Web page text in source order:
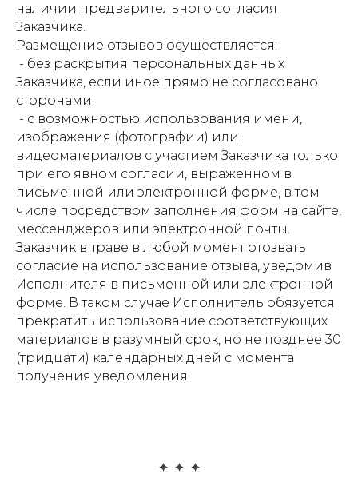
наличии предварительного согласия
Заказчика.
Размещение отзывов осуществляется:
- без раскрытия персональных данных
Заказчика, если иное прямо не согласовано
сторонами;
- с возможностью использования имени,
изображения (фотографии) или
видеоматериалов с участием Заказчика только
при его явном согласии, выраженном в
письменной или электронной форме, в том
числе посредством заполнения форм на сайте,
мессенджеров или электронной почты.
Заказчик вправе в любой момент отозвать
согласие на использование отзыва, уведомив
Исполнителя в письменной или электронной
форме. В таком случае Исполнитель обязуется
прекратить использование соответствующих
материалов в разумный срок, но не позднее 30
(тридцати) календарных дней с момента
получения уведомления.